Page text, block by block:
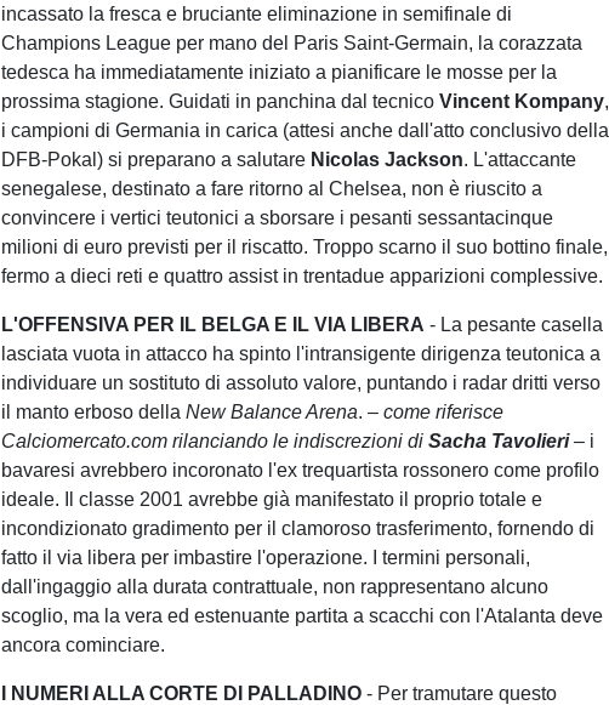
incassato la fresca e bruciante eliminazione in semifinale di
Champions League per mano del Paris Saint-Germain, la corazzata
tedesca ha immediatamente iniziato a pianificare le mosse per la
prossima stagione. Guidati in panchina dal tecnicoVincent Kompany,
i campioni di Germania in carica (attesi anche dall'atto conclusivo della
DFB-Pokal) si preparano a salutare Nicolas Jackson. L'attaccante
senegalese, destinato a fare ritorno al Chelsea, non è riuscito a
convincere i vertici teutonici a sborsare i pesanti sessantacinque
milioni di euro previsti per il riscatto. Troppo scarno il suo bottino finale,
fermo a dieci reti e quattro assist in trentadue apparizioni complessive.
L'OFFENSIVA PER IL BELGA E IL VIA LIBERA - La pesante casella
lasciata vuota in attacco ha spinto l'intransigente dirigenza teutonica a
individuare un sostituto di assoluto valore, puntando i radar dritti verso
il manto erboso dellaNew Balance Arena.– come riferisce
Calciomercato.com rilanciando le indiscrezioni diSacha Tavolieri– i
bavaresi avrebbero incoronato l'ex trequartista rossonero come profilo
ideale. Il classe 2001 avrebbe già manifestato il proprio totale e
incondizionato gradimento per il clamoroso trasferimento, fornendo di
fatto il via libera per imbastire l'operazione. I termini personali,
dall'ingaggio alla durata contrattuale, non rappresentano alcuno
scoglio, ma la vera ed estenuante partita a scacchi con l'Atalanta deve
ancora cominciare.
I NUMERI ALLA CORTE DI PALLADINO - Per tramutare questo